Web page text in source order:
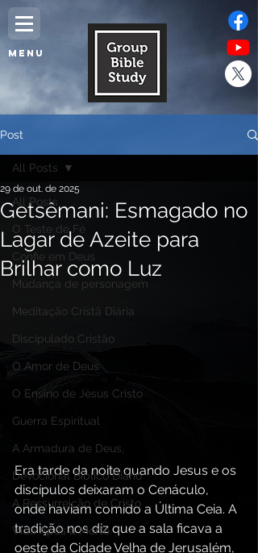
MENU
Post
All Posts
O Teste de Fé
Confie em Deus
Mudança de personagem
Meditação Cristã Diária
Discipulado Cristão
O Amor de Deus
O Ensino de Jesus Cristo
Guerra Espiritual
A Armadura de Deus,
Devocional Bíblico Diário
A Ressurreição de Cristo
Vida Após a Morte
All Posts
Getsêmani: Esmagado no
Lagar de Azeite para
Brilhar como Luz
29 de out. de 2025
Era tarde da noite quando Jesus e os
discípulos deixaram o Cenáculo,
onde haviam comido a Última Ceia. A
tradição nos diz que a sala ficava a
oeste da Cidade Velha de Jerusalém,